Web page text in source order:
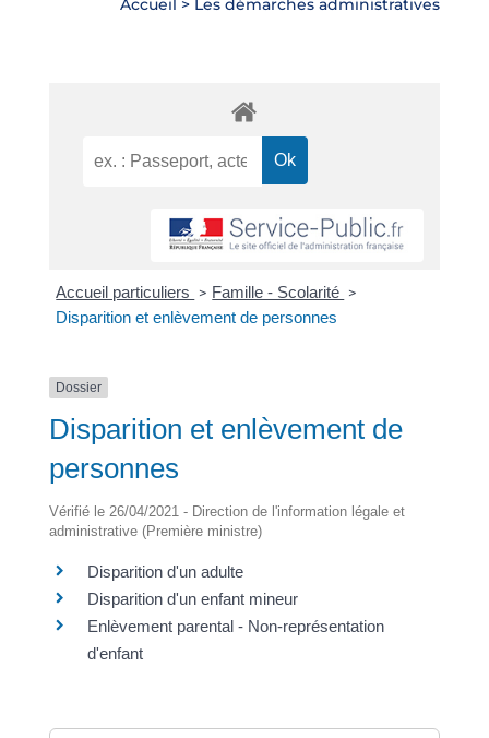
Accueil > Les démarches administratives
Accueil particuliers > Famille - Scolarité >
Disparition et enlèvement de personnes
Dossier
Disparition et enlèvement de
personnes
Vérifié le 26/04/2021 - Direction de l'information légale et
administrative (Première ministre)
Disparition d'un adulte
Disparition d'un enfant mineur
Enlèvement parental - Non-représentation
d'enfant